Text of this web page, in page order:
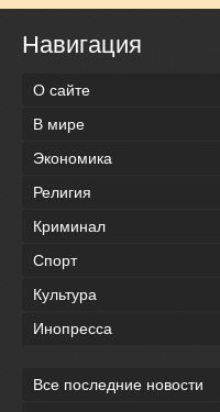
Навигация
О сайте
В мире
Экономика
Религия
Криминал
Спорт
Культура
Инопресса
Все последние новости